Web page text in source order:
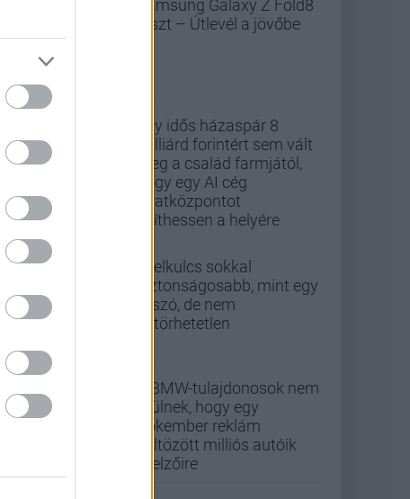
Samsung Galaxy Z Fold8
teszt – Útlevél a jövőbe
Egy idős házaspár 8
milliárd forintért sem vált
meg a család farmjától,
hogy egy AI cég
adatközpontot
építhessen a helyére
A jelkulcs sokkal
biztonságosabb, mint egy
jelszó, de nem
feltörhetetlen
A BMW-tulajdonosok nem
örülnek, hogy egy
Pókember reklám
költözött milliós autóik
kijelzőire